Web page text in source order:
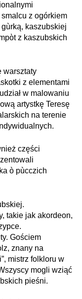
z ogórkiem
kaszubskiej
z kaszubskich
warsztaty
z elementami
w malowaniu
artystkę Teresę
na terenie
części
ò pùcczich
takie jak akordeon,
Gościem
znany na
mistrz folkloru w
mogli wziąć
pieśni.